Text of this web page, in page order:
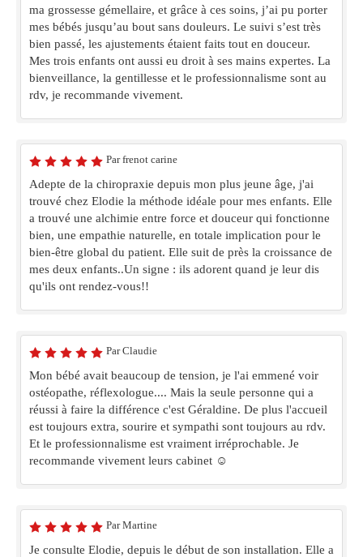
ma grossesse gémellaire, et grâce à ces soins, j’ai pu porter
mes bébés jusqu’au bout sans douleurs. Le suivi s’est très
bien passé, les ajustements étaient faits tout en douceur.
Mes trois enfants ont aussi eu droit à ses mains expertes. La
bienveillance, la gentillesse et le professionnalisme sont au
rdv, je recommande vivement.
Par frenot carine
Adepte de la chiropraxie depuis mon plus jeune âge, j'ai
trouvé chez Elodie la méthode idéale pour mes enfants. Elle
a trouvé une alchimie entre force et douceur qui fonctionne
bien, une empathie naturelle, en totale implication pour le
bien-être global du patient. Elle suit de près la croissance de
mes deux enfants..Un signe : ils adorent quand je leur dis
qu'ils ont rendez-vous!!
Par Claudie
Mon bébé avait beaucoup de tension, je l'ai emmené voir
ostéopathe, réflexologue.... Mais la seule personne qui a
réussi à faire la différence c'est Géraldine. De plus l'accueil
est toujours extra, sourire et sympathi sont toujours au rdv.
Et le professionnalisme est vraiment irréprochable. Je
recommande vivement leurs cabinet ☺️
Par Martine
Je consulte Elodie, depuis le début de son installation. Elle a